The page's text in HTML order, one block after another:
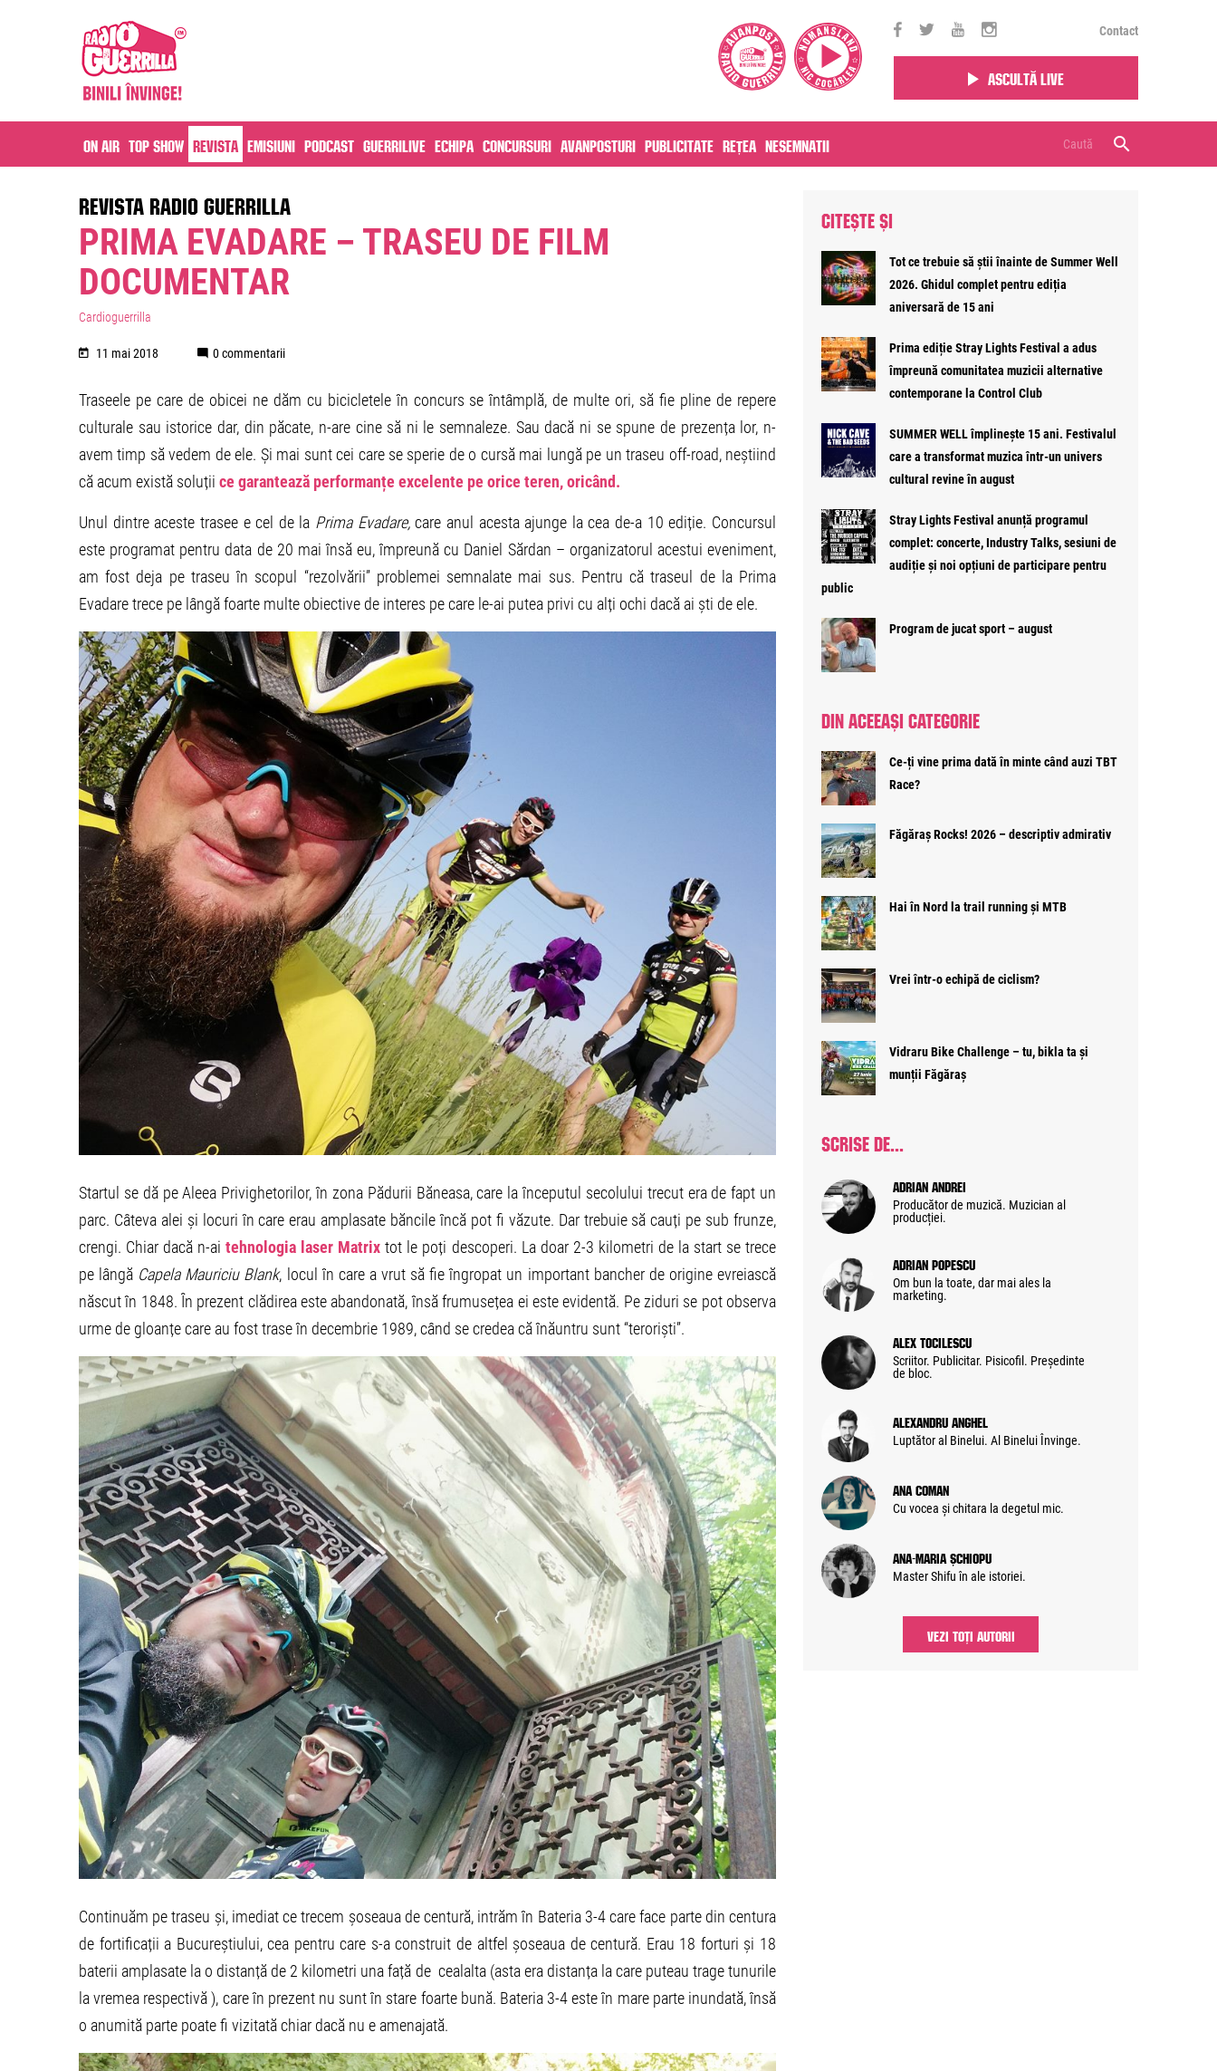
Contact
Ascultă live
On air Top Show Revista Emisiuni Podcast Guerrilive Echipa Concursuri Avanposturi Publicitate Rețea Nesemnatii
REVISTA RADIO GUERRILLA
PRIMA EVADARE – TRASEU DE FILM
DOCUMENTAR
Cardioguerrilla
11 mai 2018 0 commentarii
Traseele pe care de obicei ne dăm cu bicicletele în concurs se întâmplă, de multe ori, să fie pline de repere
culturale sau istorice dar, din păcate, n-are cine să ni le semnaleze. Sau dacă ni se spune de prezența lor, n-
avem timp să vedem de ele. Și mai sunt cei care se sperie de o cursă mai lungă pe un traseu off-road, neștiind
că acum există soluții ce garantează performanțe excelente pe orice teren, oricând.
Unul dintre aceste trasee e cel de la Prima Evadare,care anul acesta ajunge la cea de-a 10 ediție. Concursul
este programat pentru data de 20 mai însă eu, împreună cu Daniel Sărdan – organizatorul acestui eveniment,
am fost deja pe traseu în scopul “rezolvării” problemei semnalate mai sus. Pentru că traseul de la Prima
Evadare trece pe lângă foarte multe obiective de interes pe care le-ai putea privi cu alți ochi dacă ai ști de ele.
Startul se dă pe Aleea Privighetorilor, în zona Pădurii Băneasa, care la începutul secolului trecut era de fapt un
parc. Câteva alei și locuri în care erau amplasate băncile încă pot fi văzute. Dar trebuie să cauți pe sub frunze,
crengi. Chiar dacă n-aitehnologia laser Matrix tot le poți descoperi. La doar 2-3 kilometri de la start se trece
pe lângă Capela Mauriciu Blank, locul în care a vrut să fie îngropat un important bancher de origine evreiască
născut în 1848. În prezent clădirea este abandonată, însă frumusețea ei este evidentă. Pe ziduri se pot observa
urme de gloanțe care au fost trase în decembrie 1989, când se credea că înăuntru sunt “teroriști”.
Continuăm pe traseu și, imediat ce trecem șoseaua de centură, intrăm în Bateria 3-4 care face parte din centura
de fortificații a Bucureștiului, cea pentru care s-a construit de altfel șoseaua de centură. Erau 18 forturi și 18
baterii amplasate la o distanță de 2 kilometri una față de cealalta (asta era distanța la care puteau trage tunurile
la vremea respectivă ), care în prezent nu sunt în stare foarte bună. Bateria 3-4 este în mare parte inundată, însă
o anumită parte poate fi vizitată chiar dacă nu e amenajată.
CITEȘTE ȘI
Tot ce trebuie să știi înainte de Summer Well
2026. Ghidul complet pentru ediția
aniversară de 15 ani
Prima ediție Stray Lights Festival a adus
împreună comunitatea muzicii alternative
contemporane la Control Club
SUMMER WELL împlinește 15 ani. Festivalul
care a transformat muzica într-un univers
cultural revine în august
Stray Lights Festival anunță programul
complet: concerte, Industry Talks, sesiuni de
audiție și noi opțiuni de participare pentru
public
Program de jucat sport – august
DIN ACEEAȘI CATEGORIE
Ce-ți vine prima dată în minte când auzi TBT
Race?
Făgăraș Rocks! 2026 – descriptiv admirativ
Hai în Nord la trail running și MTB
Vrei într-o echipă de ciclism?
Vidraru Bike Challenge – tu, bikla ta și
munții Făgăraș
SCRISE DE...
Adrian Andrei
Producător de muzică. Muzician al
producției.
Adrian Popescu
Om bun la toate, dar mai ales la
marketing.
Alex Tocilescu
Scriitor. Publicitar. Pisicofil. Președinte
de bloc.
Alexandru Anghel
Luptător al Binelui. Al Binelui Învinge.
Ana Coman
Cu vocea și chitara la degetul mic.
Ana-Maria Șchiopu
Master Shifu în ale istoriei.
VEZI TOȚI AUTORII